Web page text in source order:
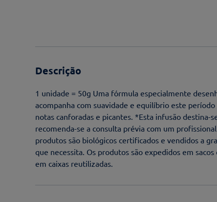
Descrição
1 unidade = 50g Uma fórmula especialmente
acompanha com suavidade e equilíbrio este
notas canforadas e picantes. *Esta infusão
recomenda-se a consulta prévia com um
produtos são biológicos certificados e vendidos a
que necessita. Os produtos são expedidos em
em caixas reutilizadas.